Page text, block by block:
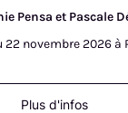
Pensa et Pascale
22 novembre 2026 à
Plus d'infos